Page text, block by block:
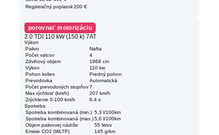
Registračný poplatok 200 €
porovnať motorizáciu
2.0 TDI 110 kW (150 k) 7AT
Výkon
Palivo
Nafta
Počet valcov
4
Zdvihový objem
1968 cm
Výkon
110 kw
Pohon kolies
Predný pohon
Prevodovka
Automatická
Počet prevodových stupňov 7
Max rýchlosť (km/h)
207 km/h
Zrýchlenie 0-100 km/h
9.4 s
Spotreba
Spotreba kombinovaná (min.) 5,3 l/100km
Spotreba kombinovaná (max.) 5,6 l/100km
Objem palivovej nádrže
55 litrov
Emisie CO2 (WLTP)
145 g/km